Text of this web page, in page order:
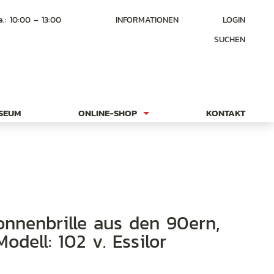
10:00 – 13:00 INFORMATIONEN
LOGIN
SUCHEN
ONLINE-SHOP KONTAKT
102 v. Essilor